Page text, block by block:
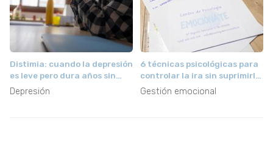
Distimia: cuando la depresión
es leve pero dura años sin
que nadie la detecte
Depresión
6 técnicas psicológicas para
controlar la ira sin suprimirla
ni explotarla
Gestión emocional